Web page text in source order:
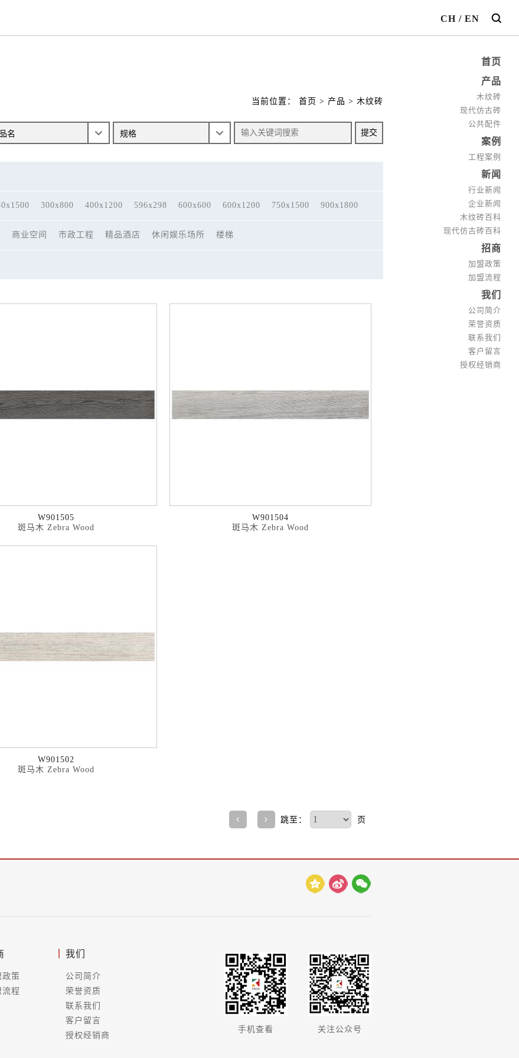
CH /EN
首页
产品
木纹砖
现代仿古砖
公共配件
案例
工程案例
新闻
行业新闻
企业新闻
木纹砖百科
现代仿古砖百科
招商
加盟政策
加盟流程
我们
公司简介
荣誉资质
联系我们
客户留言
授权经销商
当前位置： 首页 > 产品 > 木纹砖
300x800 400x1200 596x298 600x600 600x1200 750x1500 900x1800
商业空间 市政工程 精品酒店 休闲娱乐场所 楼梯
W901505
斑马木 Zebra Wood
W901504
斑马木 Zebra Wood
W901502
斑马木 Zebra Wood
跳至： 页
政策
流程
我们
公司简介
荣誉资质
联系我们
客户留言
授权经销商
手机查看 关注公众号